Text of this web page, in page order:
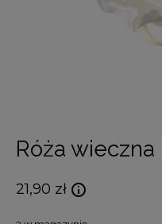
Róża wieczna
21,90 zł